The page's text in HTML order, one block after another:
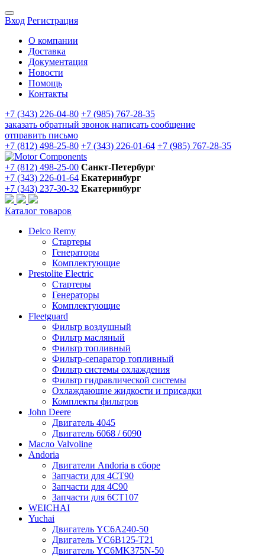
Вход Регистрация
О компании
Доставка
Документация
Новости
Помощь
Контакты
+7 (343) 226-04-80 +7 (985) 767-28-35
заказать обратный звонок написать сообщение
отправить письмо
+7 (812) 498-25-80 +7 (343) 226-01-64 +7 (985) 767-28-35
+7 (812) 498-25-00 Санкт-Петербург
+7 (343) 226-01-64 Екатеринбург
+7 (343) 237-30-32 Екатеринбург
Каталог товаров
Delco Remy
Стартеры
Генераторы
Комплектующие
Prestolite Electric
Стартеры
Генераторы
Комплектующие
Fleetguard
Фильтр воздушный
Фильтр масляный
Фильтр топливный
Фильтр-сепаратор топливный
Фильтр системы охлаждения
Фильтр гидравлической системы
Охлаждающие жидкости и присадки
Комплекты фильтров
John Deere
Двигатель 4045
Двигатель 6068 / 6090
Масло Valvoline
Andoria
Двигатели Andoria в сборе
Запчасти для 4CT90
Запчасти для 4С90
Запчасти для 6CT107
WEICHAI
Yuchai
Двигатель YC6A240-50
Двигатель YC6B125-T21
Двигатель YC6MK375N-50